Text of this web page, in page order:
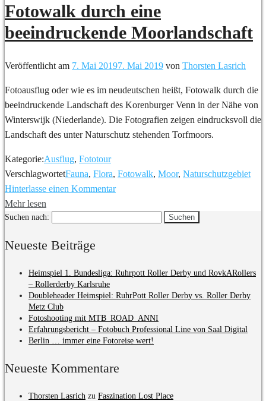
Fotowalk durch eine
beeindruckende Moorlandschaft
Veröffentlicht am 7. Mai 20197. Mai 2019 von Thorsten Lasrich
Fotoausflug oder wie es im neudeutschen heißt, Fotowalk durch die
beeindruckende Landschaft des Korenburger Venn in der Nähe von
Winterswijk (Niederlande). Die Fotografien zeigen eindrucksvoll die
Landschaft des unter Naturschutz stehenden Torfmoors.
Kategorie:Ausflug, Fototour
VerschlagwortetFauna, Flora, Fotowalk, Moor, Naturschutzgebiet
Hinterlasse einen Kommentar
Mehr lesen
Suchen nach:
Neueste Beiträge
Heimspiel 1. Bundesliga: Ruhrpott Roller Derby und RovkARollers
– Rollerderby Karlsruhe
Doubleheader Heimspiel: RuhrPott Roller Derby vs. Roller Derby
Metz Club
Fotoshooting mit MTB_ROAD_ANNI
Erfahrungsbericht – Fotobuch Professional Line von Saal Digital
Berlin … immer eine Fotoreise wert!
Neueste Kommentare
Thorsten Lasrich zu Faszination Lost Place